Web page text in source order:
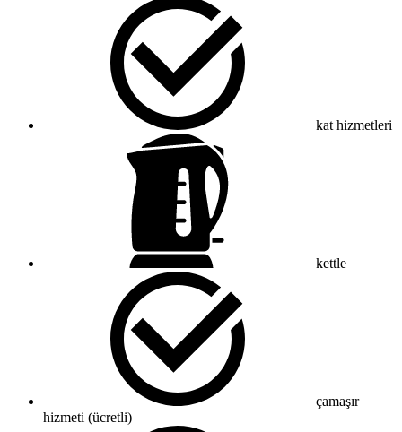
kat hizmetleri
kettle
çamaşır
hizmeti (ücretli)